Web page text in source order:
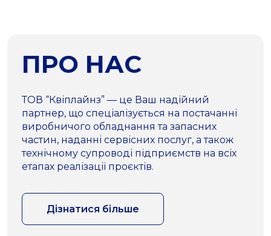
ПРО НАС
ТОВ “Квіплайнз” — це Ваш надійний
партнер, що спеціалізується на постачанні
виробничого обладнання та запасних
частин, наданні сервісних послуг, а також
технічному супроводі підприємств на всіх
етапах реалізації проєктів.
Дізнатися більше